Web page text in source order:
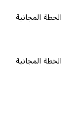
الخطة المجانية
الخطة المجانية